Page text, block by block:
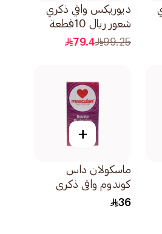
ديوريكس واقي ذكري
شعور ريال 10قطعة
99.25
79.4
+
ماسكولان داس
كوندوم واقي ذكري
حماية مزدوجة 10قطع
36